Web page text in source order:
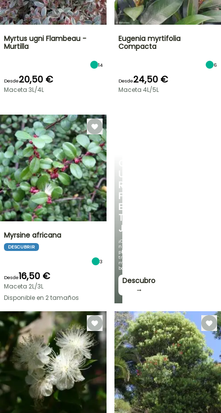
UN
RINCÓN
FRESCO
EN
TU
JARDÍN
¡Con
nuestras
plantas
trepadoras
más
bonitas!
Descubro
→
Myrtus ugni Flambeau -
Murtilla
14
Desde20,50 €
Maceta 3L/4L
Eugenia myrtifolia
Compacta
6
Desde24,50 €
Maceta 4L/5L
Myrsine africana
DESCUBRIR
3
Desde16,50 €
Maceta 2L/3L
Disponible en 2 tamaños